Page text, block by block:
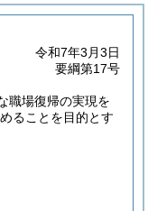
令和7年3月3日
要綱第17号
職場復帰の実現を
ることを目的とす